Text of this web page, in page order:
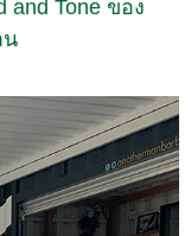
Tone ของ
น